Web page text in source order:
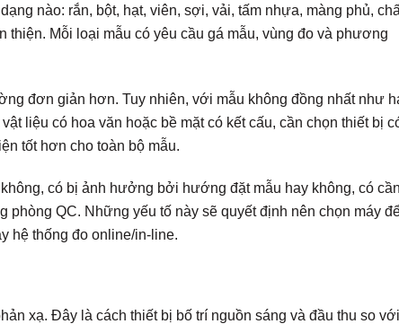
nào: rắn, bột, hạt, viên, sợi, vải, tấm nhựa, màng phủ,
thiện. Mỗi loại mẫu có yêu cầu gá mẫu, vùng đo và phương
đơn giản hơn. Tuy nhiên, với mẫu không đồng nhất như
liệu có hoa văn hoặc bề mặt có kết cấu, cần chọn thiết bị
tốt hơn cho toàn bộ mẫu.
có bị ảnh hưởng bởi hướng đặt mẫu hay không, có cần
phòng QC. Những yếu tố này sẽ quyết định nên chọn máy
hệ thống đo online/in-line.
xạ. Đây là cách thiết bị bố trí nguồn sáng và đầu thu so